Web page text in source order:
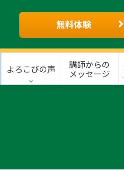
無料体験
よろこびの声
講師からの
メッセージ